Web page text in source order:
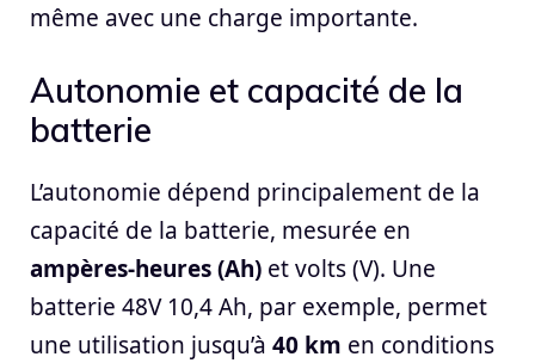
même avec une charge importante.
Autonomie et capacité de la
batterie
L’autonomie dépend principalement de la
capacité de la batterie, mesurée en
ampères-heures (Ah) et volts (V). Une
batterie 48V 10,4 Ah, par exemple, permet
une utilisation jusqu’à 40 km en conditions